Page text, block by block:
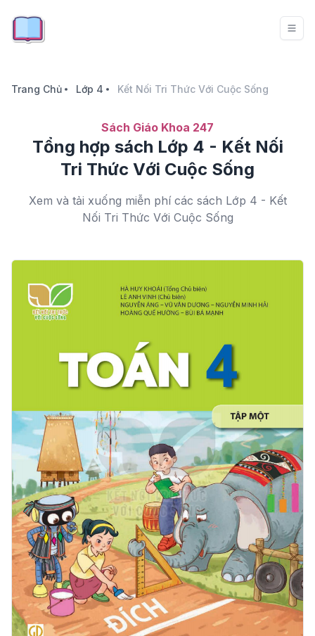
Trang Chủ Lớp 4 Kết Nối Tri Thức Với Cuộc Sống
Sách Giáo Khoa 247
Tổng hợp sách Lớp 4 - Kết Nối
Tri Thức Với Cuộc Sống
Xem và tải xuống miễn phí các sách Lớp 4 - Kết
Nối Tri Thức Với Cuộc Sống